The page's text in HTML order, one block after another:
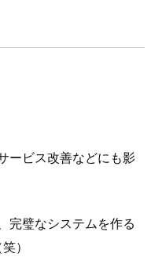
ービス改善などにも影
完璧なシステムを作る
）